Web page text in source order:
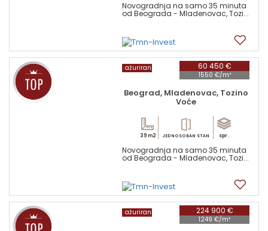
Novogradnja na samo 35 minuta
od Beograda - Mladenovac, Tozi...
60 450 €
1550 €/m²
ažuriran
Beograd, Mladenovac, Tozino
Voće
39 m2 JEDNOSOBAN STAN spr.
Novogradnja na samo 35 minuta
od Beograda - Mladenovac, Tozi...
224 900 €
1249 €/m²
ažuriran